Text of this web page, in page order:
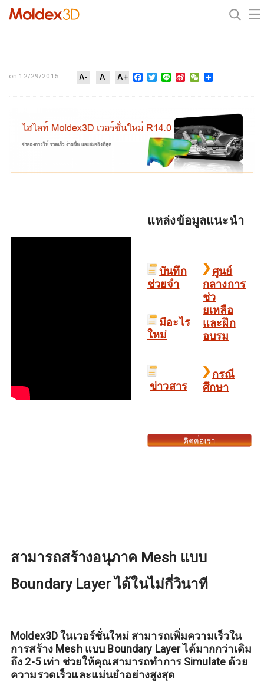
on 12/29/2015 A- A A+ Facebook
Twitter
Line Sina WeChat
แหล่งข้อมูลแนะนำ
บันทึก
ช่วยจำ
มีอะไร
ใหม่
ข่าวสาร
ศูนย์
กลางการ
ช่ว
ยเหลือ
และฝึก
อบรม
กรณี
ศึกษา
สามารถสร้างอนุภาค Mesh แบบ
Boundary Layer ได้ในไม่กี่วินาที
Moldex3D ในเวอร์ชั่นใหม่ สามารถเพิ่มความเร็วใน
การสร้าง Mesh แบบ Boundary Layer ได้มากกว่าเดิม
ถึง 2-5 เท่า ช่วยให้คุณสามารถทำการ Simulate ด้วย
ความรวดเร็วและแม่นยำอย่างสูงสุด